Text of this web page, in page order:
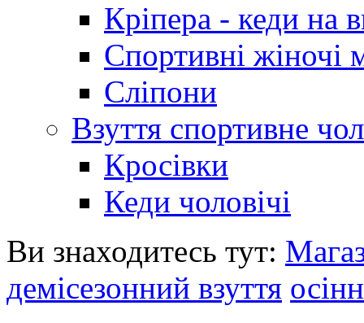
Кріпера - кеди на
Спортивні жіночі
Сліпони
Взуття спортивне
Кросівки
Кеди чоловічі
Ви знаходитесь тут:
демісезонний взуття